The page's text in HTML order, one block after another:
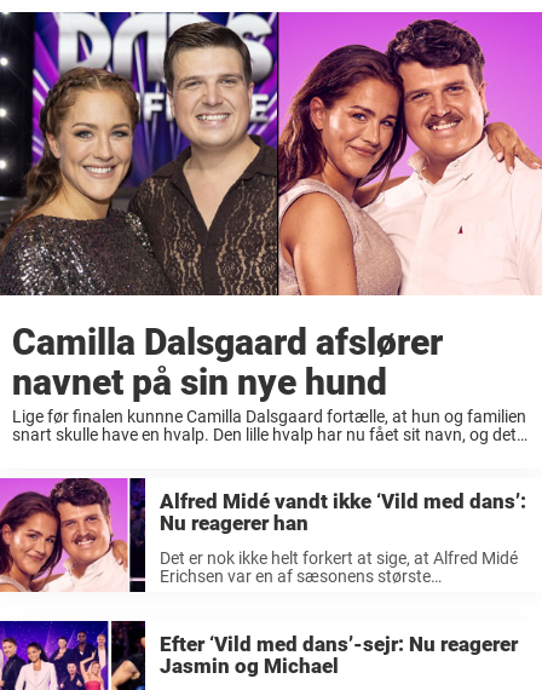
Camilla Dalsgaard afslører
navnet på sin nye hund
Lige før finalen kunnne Camilla Dalsgaard fortælle, at hun og familien
snart skulle have en hvalp. Den lille hvalp har nu fået sit navn, og det
Alfred Midé vandt ikke ‘Vild med dans’:
Nu reagerer han
Det er nok ikke helt forkert at sige, at Alfred Midé
Erichsen var en af sæsonens største
dem, der ...
Efter ‘Vild med dans’-sejr: Nu reagerer
Jasmin og Michael